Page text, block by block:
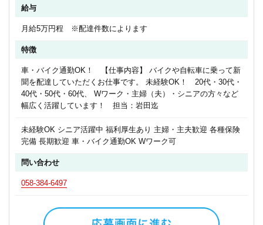
給与
月給5万円程 ※配達件数によります
特徴
車・バイク通勤OK！ 【仕事内容】 バイクや自転車に乗って新
聞を配達していただくお仕事です。 未経験OK！ 20代・30代・
40代・50代・60代、 Wワーク・主婦（夫）・シニアの方々など
幅広く活躍しています！ 担当：岩田迄
未経験OK シニア活躍中 福利厚生あり 主婦・主夫歓迎 各種保険
完備 長期歓迎 車・バイク通勤OK Wワーク可
問い合わせ
058-384-6497